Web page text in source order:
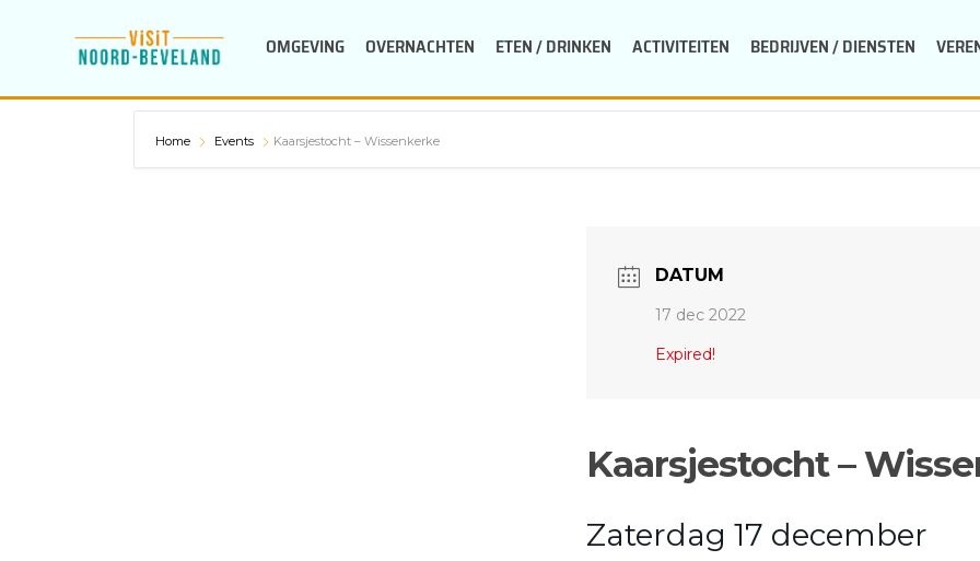
inhoud
OMGEVING OVERNACHTEN ETEN / DRINKEN ACTIVITEITEN BEDRIJVEN / DIENSTEN
Home Events Kaarsjestocht – Wissenkerke
DATUM
17 dec 2022
Expired!
Kaarsjestocht –
Zaterdag 17 december